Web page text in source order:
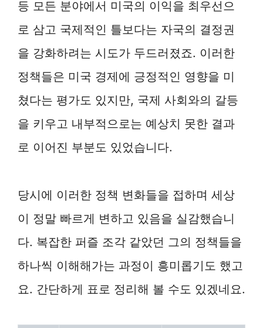
등 모든 분야에서 미국의 이익을 최우선으
로 삼고 국제적인 틀보다는 자국의 결정권
을 강화하려는 시도가 두드러졌죠. 이러한
정책들은 미국 경제에 긍정적인 영향을 미
쳤다는 평가도 있지만, 국제 사회와의 갈등
을 키우고 내부적으로는 예상치 못한 결과
로 이어진 부분도 있었습니다.
당시에 이러한 정책 변화들을 접하며 세상
이 정말 빠르게 변하고 있음을 실감했습니
다. 복잡한 퍼즐 조각 같았던 그의 정책들을
하나씩 이해해가는 과정이 흥미롭기도 했고
요. 간단하게 표로 정리해 볼 수도 있겠네요.